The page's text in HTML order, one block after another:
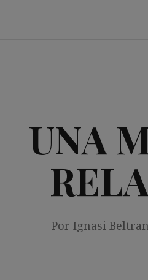
UNA
Por Ignasi